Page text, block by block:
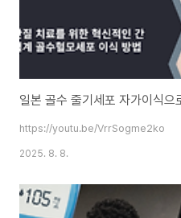
https://youtu.be/VrrSogme2ko
2025. 8. 8.